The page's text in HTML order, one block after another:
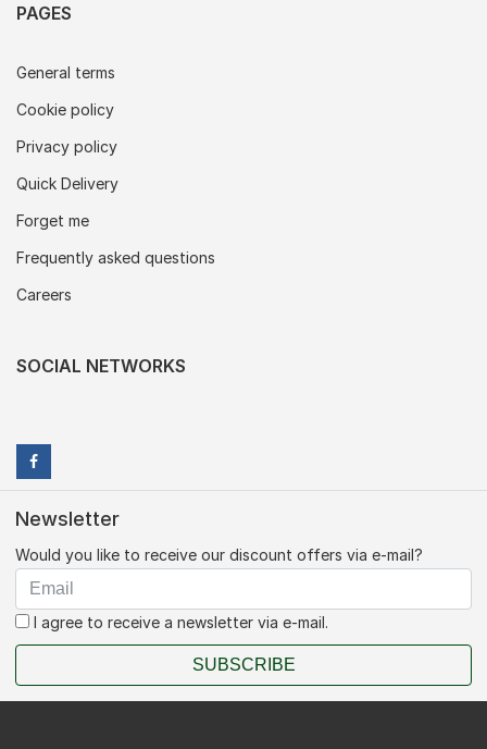
PAGES
General terms
Cookie policy
Privacy policy
Quick Delivery
Forget me
Frequently asked questions
Careers
SOCIAL NETWORKS
Newsletter
Would you like to receive our discount offers via e-mail?
I agree to receive a newsletter via e-mail.
SUBSCRIBE